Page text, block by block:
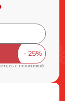
c политикой